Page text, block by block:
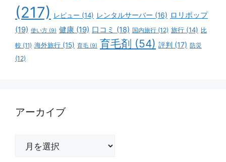
(217)
レビュー (14) レンタルサーバー (16) ロリポップ
(19) 使い方 (9) 健康 (19) 口コミ (18) 国内旅行 (12) 旅行 (14) 比
較 (11) 海外旅行 (15) 育毛 (9) 育毛剤 (54) 評判 (17) 防災
(12)
アーカイブ